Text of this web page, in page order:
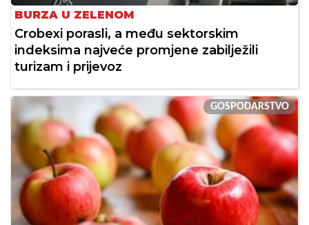
BURZA U ZELENOM
Crobexi porasli, a među sektorskim
indeksima najveće promjene zabilježili
turizam i prijevoz
GOSPODARSTVO